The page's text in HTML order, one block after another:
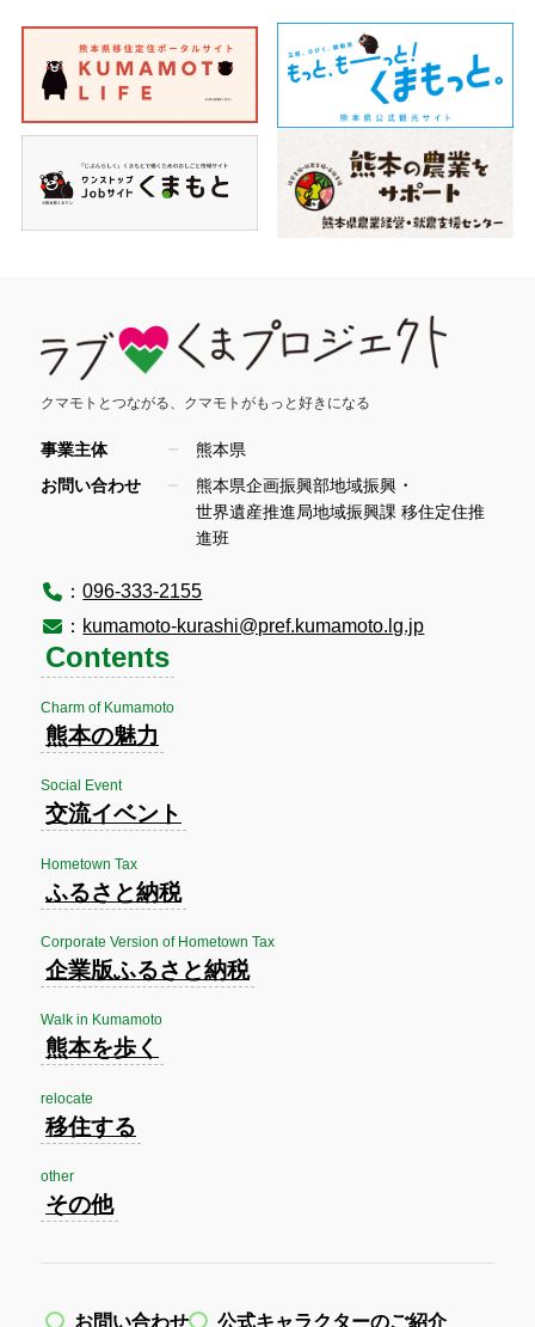
クマモトとつながる、 クマモトがもっと好きになる
事業主体
熊本県
お問い合わせ
熊本県企画振興部地域振興 ・
世界遺産推進局地域振興課 移住定住推
進班
：096-333-2155
： kumamoto-kurashi@pref.kumamoto.lg.jp
Contents
Charm of Kumamoto
熊本の魅力
Social Event
交流イベント
Hometown Tax
ふるさと納税
Corporate Version of Hometown Tax
企業版ふるさと納税
Walk in Kumamoto
熊本を歩く
relocate
移住する
other
その他
お問い合わせ 公式キャラクターのご紹介